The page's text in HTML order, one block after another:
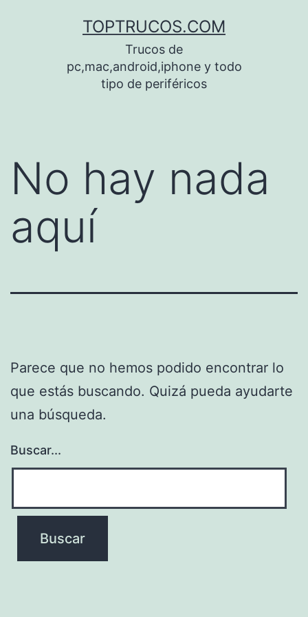
TOPTRUCOS.COM
Trucos de
pc,mac,android,iphone y todo
tipo de periféricos
No hay nada
aquí
Parece que no hemos podido encontrar lo
que estás buscando. Quizá pueda ayudarte
una búsqueda.
Buscar...